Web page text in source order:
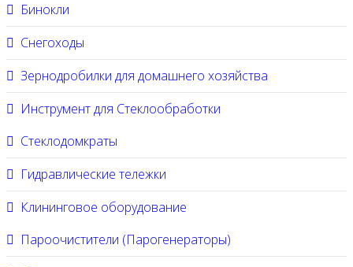
Бинокли
Снегоходы
Зернодробилки для домашнего хозяйства
Инструмент для Стеклообработки
Стеклодомкраты
Гидравлические тележки
Клининговое оборудование
Пароочистители (Парогенераторы)